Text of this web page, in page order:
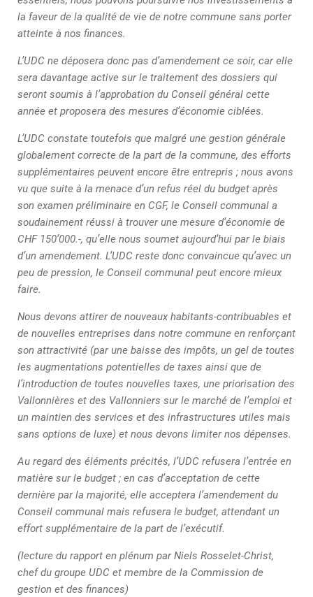
la faveur de la qualité de vie de notre commune sans porter
atteinte à nos finances.
L’UDC ne déposera donc pas d’amendement ce soir, car elle
sera davantage active sur le traitement des dossiers qui
seront soumis à l’approbation du Conseil général cette
année et proposera des mesures d’économie ciblées.
L’UDC constate toutefois que malgré une gestion générale
globalement correcte de la part de la commune, des efforts
supplémentaires peuvent encore être entrepris ; nous avons
vu que suite à la menace d’un refus réel du budget après
son examen préliminaire en CGF, le Conseil communal a
soudainement réussi à trouver une mesure d’économie de
CHF 150’000.-, qu’elle nous soumet aujourd’hui par le biais
d’un amendement. L’UDC reste donc convaincue qu’avec un
peu de pression, le Conseil communal peut encore mieux
faire.
Nous devons attirer de nouveaux habitants-contribuables et
de nouvelles entreprises dans notre commune en renforçant
son attractivité (par une baisse des impôts, un gel de toutes
les augmentations potentielles de taxes ainsi que de
l’introduction de toutes nouvelles taxes, une priorisation des
Vallonnières et des Vallonniers sur le marché de l’emploi et
un maintien des services et des infrastructures utiles mais
sans options de luxe) et nous devons limiter nos dépenses.
Au regard des éléments précités, l’UDC refusera l’entrée en
matière sur le budget ; en cas d’acceptation de cette
dernière par la majorité, elle acceptera l’amendement du
Conseil communal mais refusera le budget, attendant un
effort supplémentaire de la part de l’exécutif.
(lecture du rapport en plénum par Niels Rosselet-Christ,
chef du groupe UDC et membre de la Commission de
gestion et des finances)